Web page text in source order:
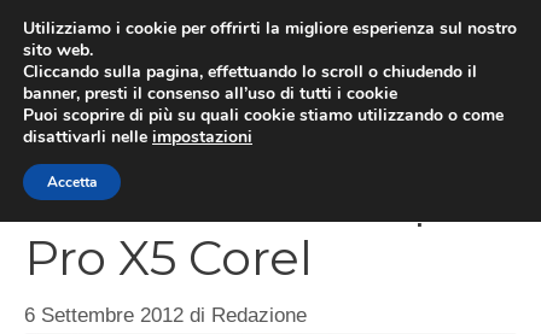
contenuto
Nuovo PaintShop
Pro X5 Corel
6 Settembre 2012 di Redazione
Utilizziamo i cookie per offrirti la migliore esperienza sul nostro
sito web.
Cliccando sulla pagina, effettuando lo scroll o chiudendo il
banner, presti il consenso all’uso di tutti i cookie
Puoi scoprire di più su quali cookie stiamo utilizzando o come
disattivarli nelle impostazioni
Accetta